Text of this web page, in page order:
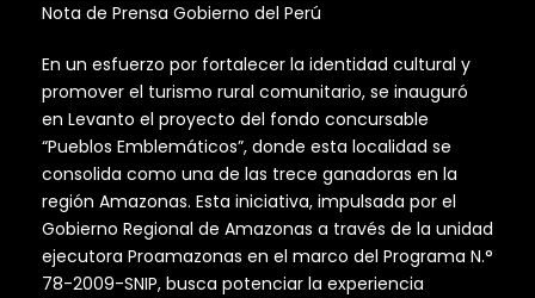
Nota de Prensa Gobierno del Perú
En un esfuerzo por fortalecer la identidad cultural y
promover el turismo rural comunitario, se inauguró
en Levanto el proyecto del fondo concursable
“Pueblos Emblemáticos”, donde esta localidad se
consolida como una de las trece ganadoras en la
región Amazonas. Esta iniciativa, impulsada por el
Gobierno Regional de Amazonas a través de la unidad
ejecutora Proamazonas en el marco del Programa N.°
78-2009-SNIP, busca potenciar la experiencia